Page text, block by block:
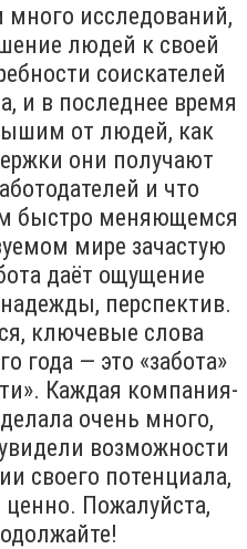
исследований,
людей к своей
соискателей
и в последнее время
от людей, как
они получают
и что
быстро меняющемся
мире зачастую
даёт ощущение
перспектив.
ключевые слова
года — это «забота»
Каждая компания-
очень много,
возможности
своего потенциала,
ценно. Пожалуйста,